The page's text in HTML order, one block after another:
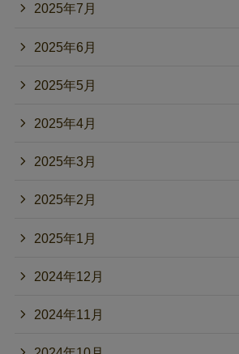
2025年7月
2025年6月
2025年5月
2025年4月
2025年3月
2025年2月
2025年1月
2024年12月
2024年11月